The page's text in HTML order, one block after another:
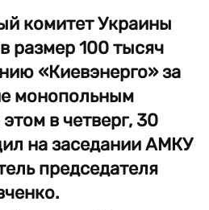
комитет Украины
размер 100 тысяч
«Киевэнерго» за
монопольным
в четверг, 30
на заседании АМКУ
председателя